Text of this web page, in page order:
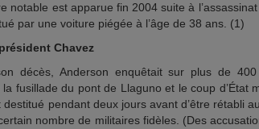
notable est apparue fin 2004 suite à
par une voiture piégée à l’âge de 38 ans. (1)
Chavez
décès, Anderson enquêtait sur plus de 400
la fusillade du pont de Llaguno et le coup d’État
pendant deux jours avant d’être rétabli
nombre de militaires fidèles. (Des